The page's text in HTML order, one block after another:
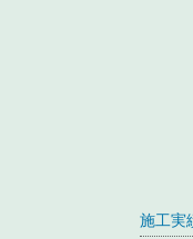
施工実